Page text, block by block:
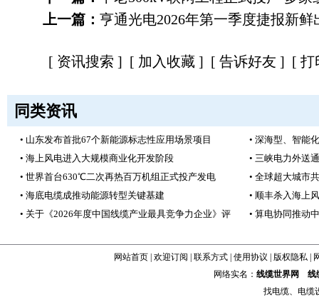
上一篇： 亨通光电2026年第一季度捷报新鲜
[ 资讯搜索 ] [ 加入收藏] [ 告诉好友 ] [ 打
同类资讯
• 山东发布首批67个新能源标志性应用场景项目
• 深海型、智能
• 海上风电进入大规模商业化开发阶段
• 三峡电力外送
• 世界首台630℃二次再热百万机组正式投产发电
• 全球超大城市
• 海底电缆成推动能源转型关键基建
• 顺丰杀入海上
• 关于《2026年度中国线缆产业最具竞争力企业》评
• 算电协同推动
网站首页| 欢迎订阅 | 联系方式| 使用协议 | 版权隐私 |
网络实名： 线缆世界网
线
找电缆
电缆